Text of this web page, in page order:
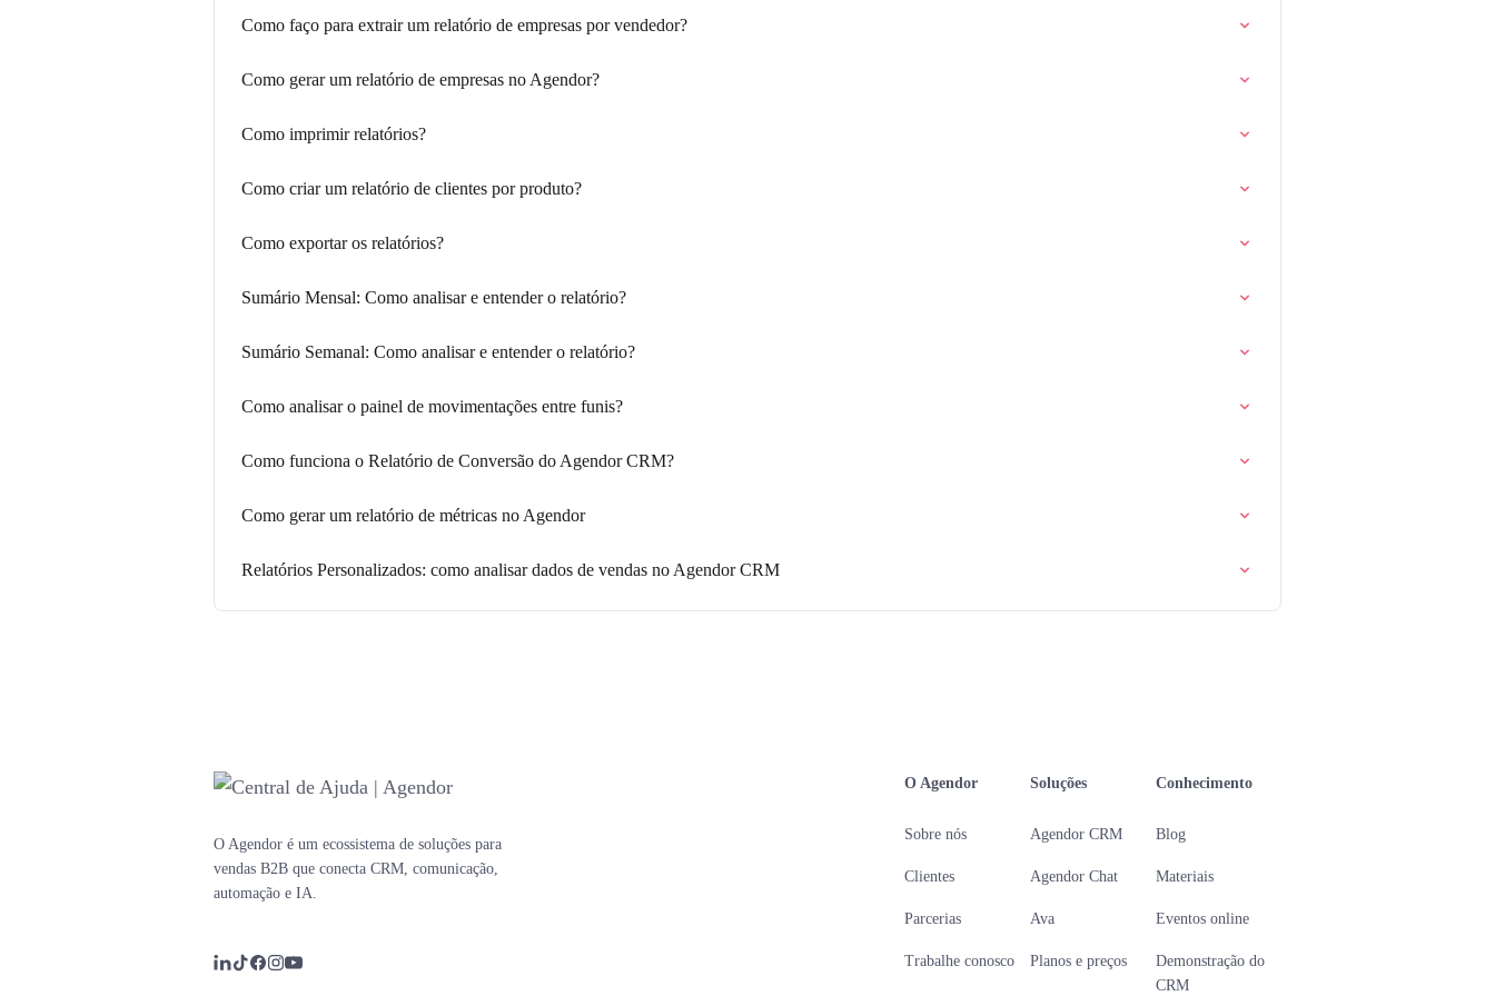
Como faço para extrair um relatório de empresas por vendedor?
Como gerar um relatório de empresas no Agendor?
Como imprimir relatórios?
Como criar um relatório de clientes por produto?
Como exportar os relatórios?
Sumário Mensal: Como analisar e entender o relatório?
Sumário Semanal: Como analisar e entender o relatório?
Como analisar o painel de movimentações entre funis?
Como funciona o Relatório de Conversão do Agendor CRM?
Como gerar um relatório de métricas no Agendor
Relatórios Personalizados: como analisar dados de vendas no Agendor CRM
O Agendor é um ecossistema de soluções para
vendas B2B que conecta CRM, comunicação,
automação e IA.
O Agendor
Sobre nós
Clientes
Parcerias
Trabalhe conosco
Soluções
Agendor CRM
Agendor Chat
Ava
Planos e preços
Conhecimento
Blog
Materiais
Eventos online
Demonstração do
CRM